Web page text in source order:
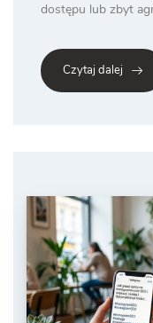
dostępu lub zbyt
Czytaj dalej